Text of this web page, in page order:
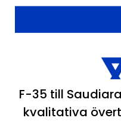
F-35 till
kvalitativa